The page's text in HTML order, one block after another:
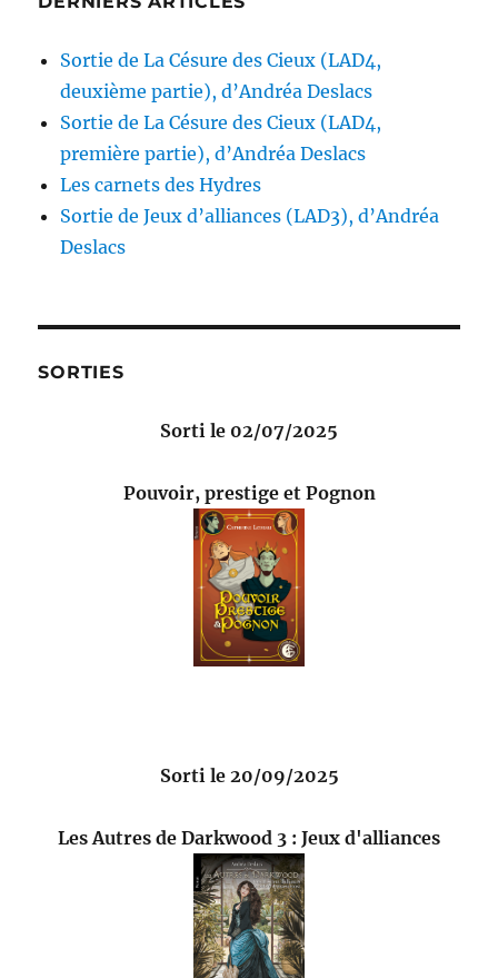
Sortie de La Césure des Cieux (LAD4,
deuxième partie), d’Andréa Deslacs
Sortie de La Césure des Cieux (LAD4,
première partie), d’Andréa Deslacs
Les carnets des Hydres
Sortie de Jeux d’alliances (LAD3), d’Andréa
Deslacs
SORTIES
Sorti le 02/07/2025
Pouvoir, prestige et Pognon
Sorti le 20/09/2025
Les Autres de Darkwood 3 : Jeux d'alliances